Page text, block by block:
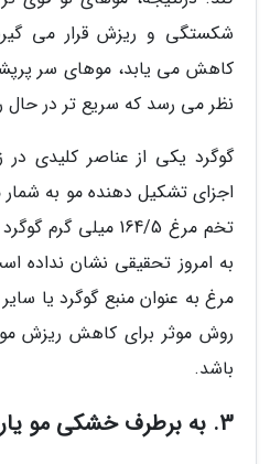
شکستگی و ریزش قرار می
کاهش می یابد، موهای سر
نظر می رسد که سریع تر در
گوگرد یکی از عناصر کلیدی
تخم مرغ 164/5 میلی
به امروز تحقیقی نشان نداده
مرغ به عنوان منبع گوگرد یا
روش موثر برای کاهش ریزش
باشد.
3. به برطرف خشکی مو یاری می نماید